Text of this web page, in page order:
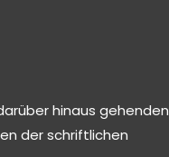
hinaus gehenden
der schriftlichen